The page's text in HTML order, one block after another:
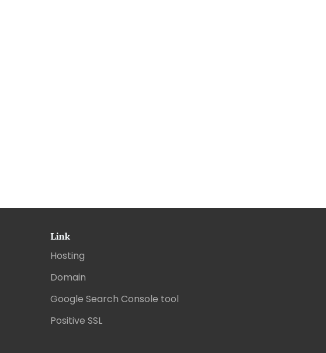
Link
Hosting
Domain
Google Search Console tool
Positive SSL